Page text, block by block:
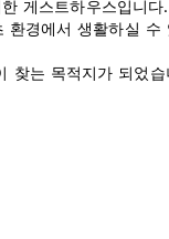
게스트하우스입니
경에서 생활하실 수
찾는 목적지가 되었습